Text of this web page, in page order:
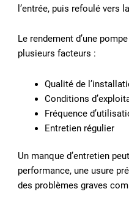
l’entrée, puis refoulé vers
Le rendement d’une
plusieurs facteurs :
Qualité de
Conditions
Fréquence
Entretien régulier
Un manque d’entretien
performance, une usure
des problèmes graves